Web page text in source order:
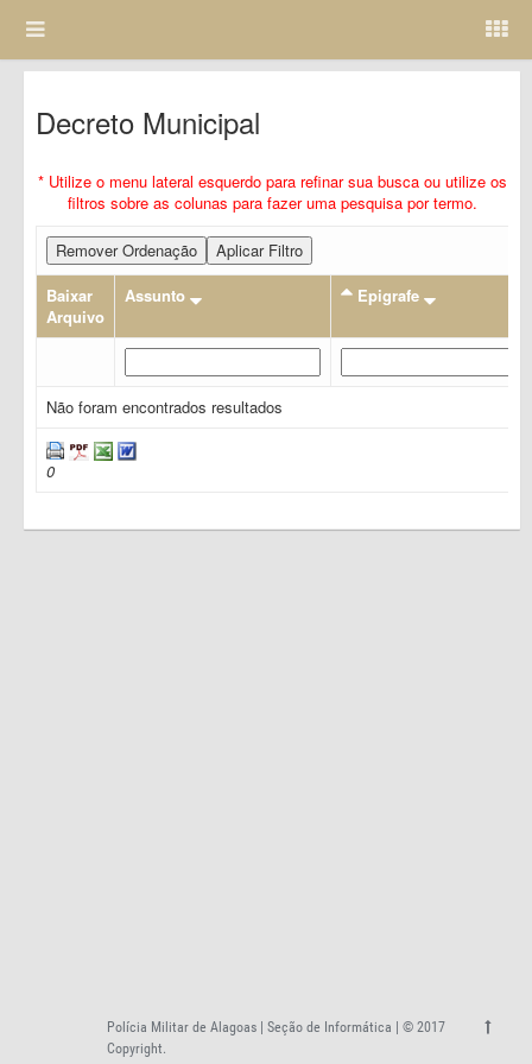
Decreto Municipal
* Utilize o menu lateral esquerdo para refinar sua busca ou utilize os
filtros sobre as colunas para fazer uma pesquisa por termo.
Remover Ordenação
Aplicar Filtro
Baixar
Arquivo
Assunto Epigrafe
Não foram encontrados resultados
0
Polícia Militar de Alagoas | Seção de Informática | © 2017
Copyright.